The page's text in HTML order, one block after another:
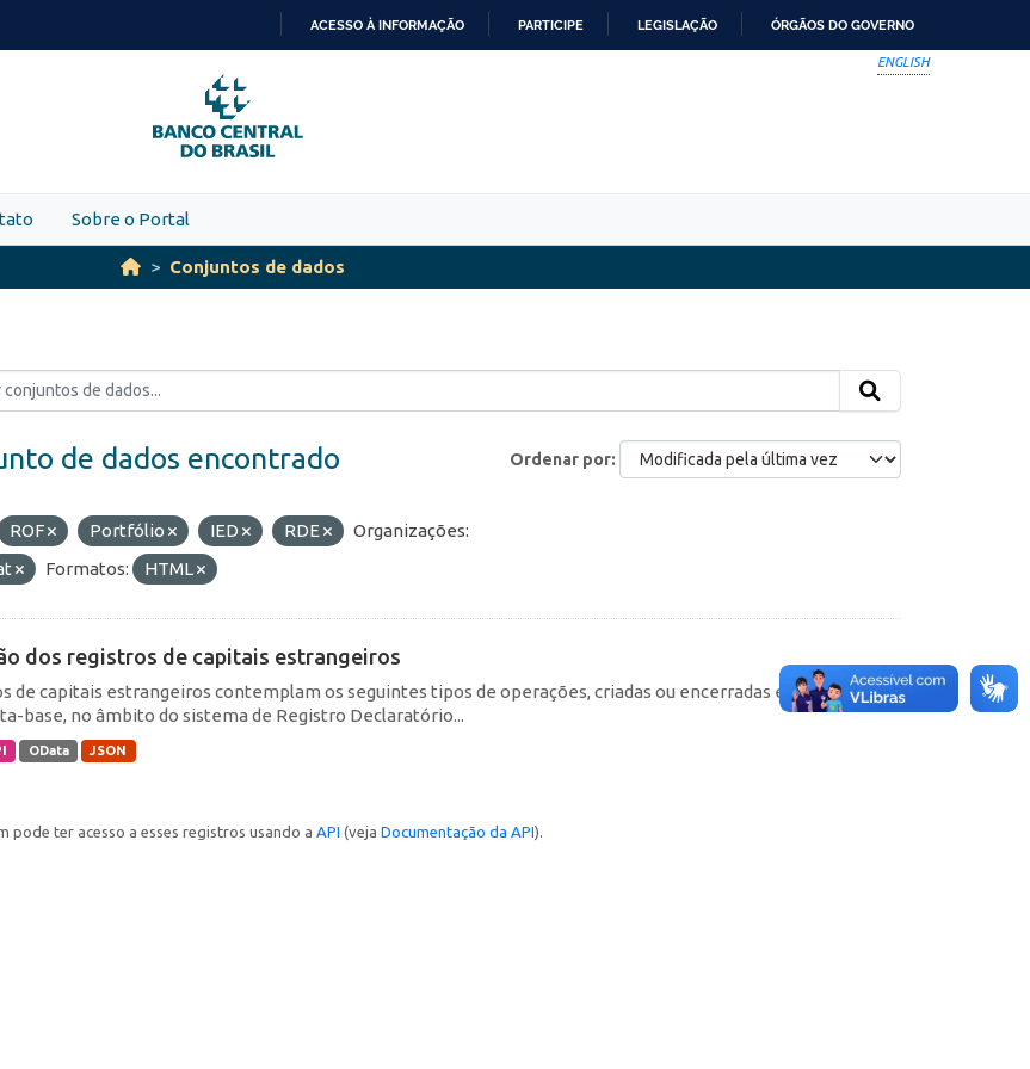
PARA
O
CONTEÚDO
ACESSO À INFORMAÇÃO PARTICIPE LEGISLAÇÃO ÓRGÃOS DO GOVERNO
ENGLISH
Sobre o Portal
Conjuntos de dados
Ordenar por
de dados encontrado
ROF Portfólio IED RDE
Organizações:
Formatos: HTML
dos registros de capitais estrangeiros
de capitais estrangeiros contemplam os seguintes tipos de operações, criadas ou encerradas em cada
base, no âmbito do sistema de Registro Declaratório...
OData JSON
pode ter acesso a esses registros usando a API (veja Documentação da API).